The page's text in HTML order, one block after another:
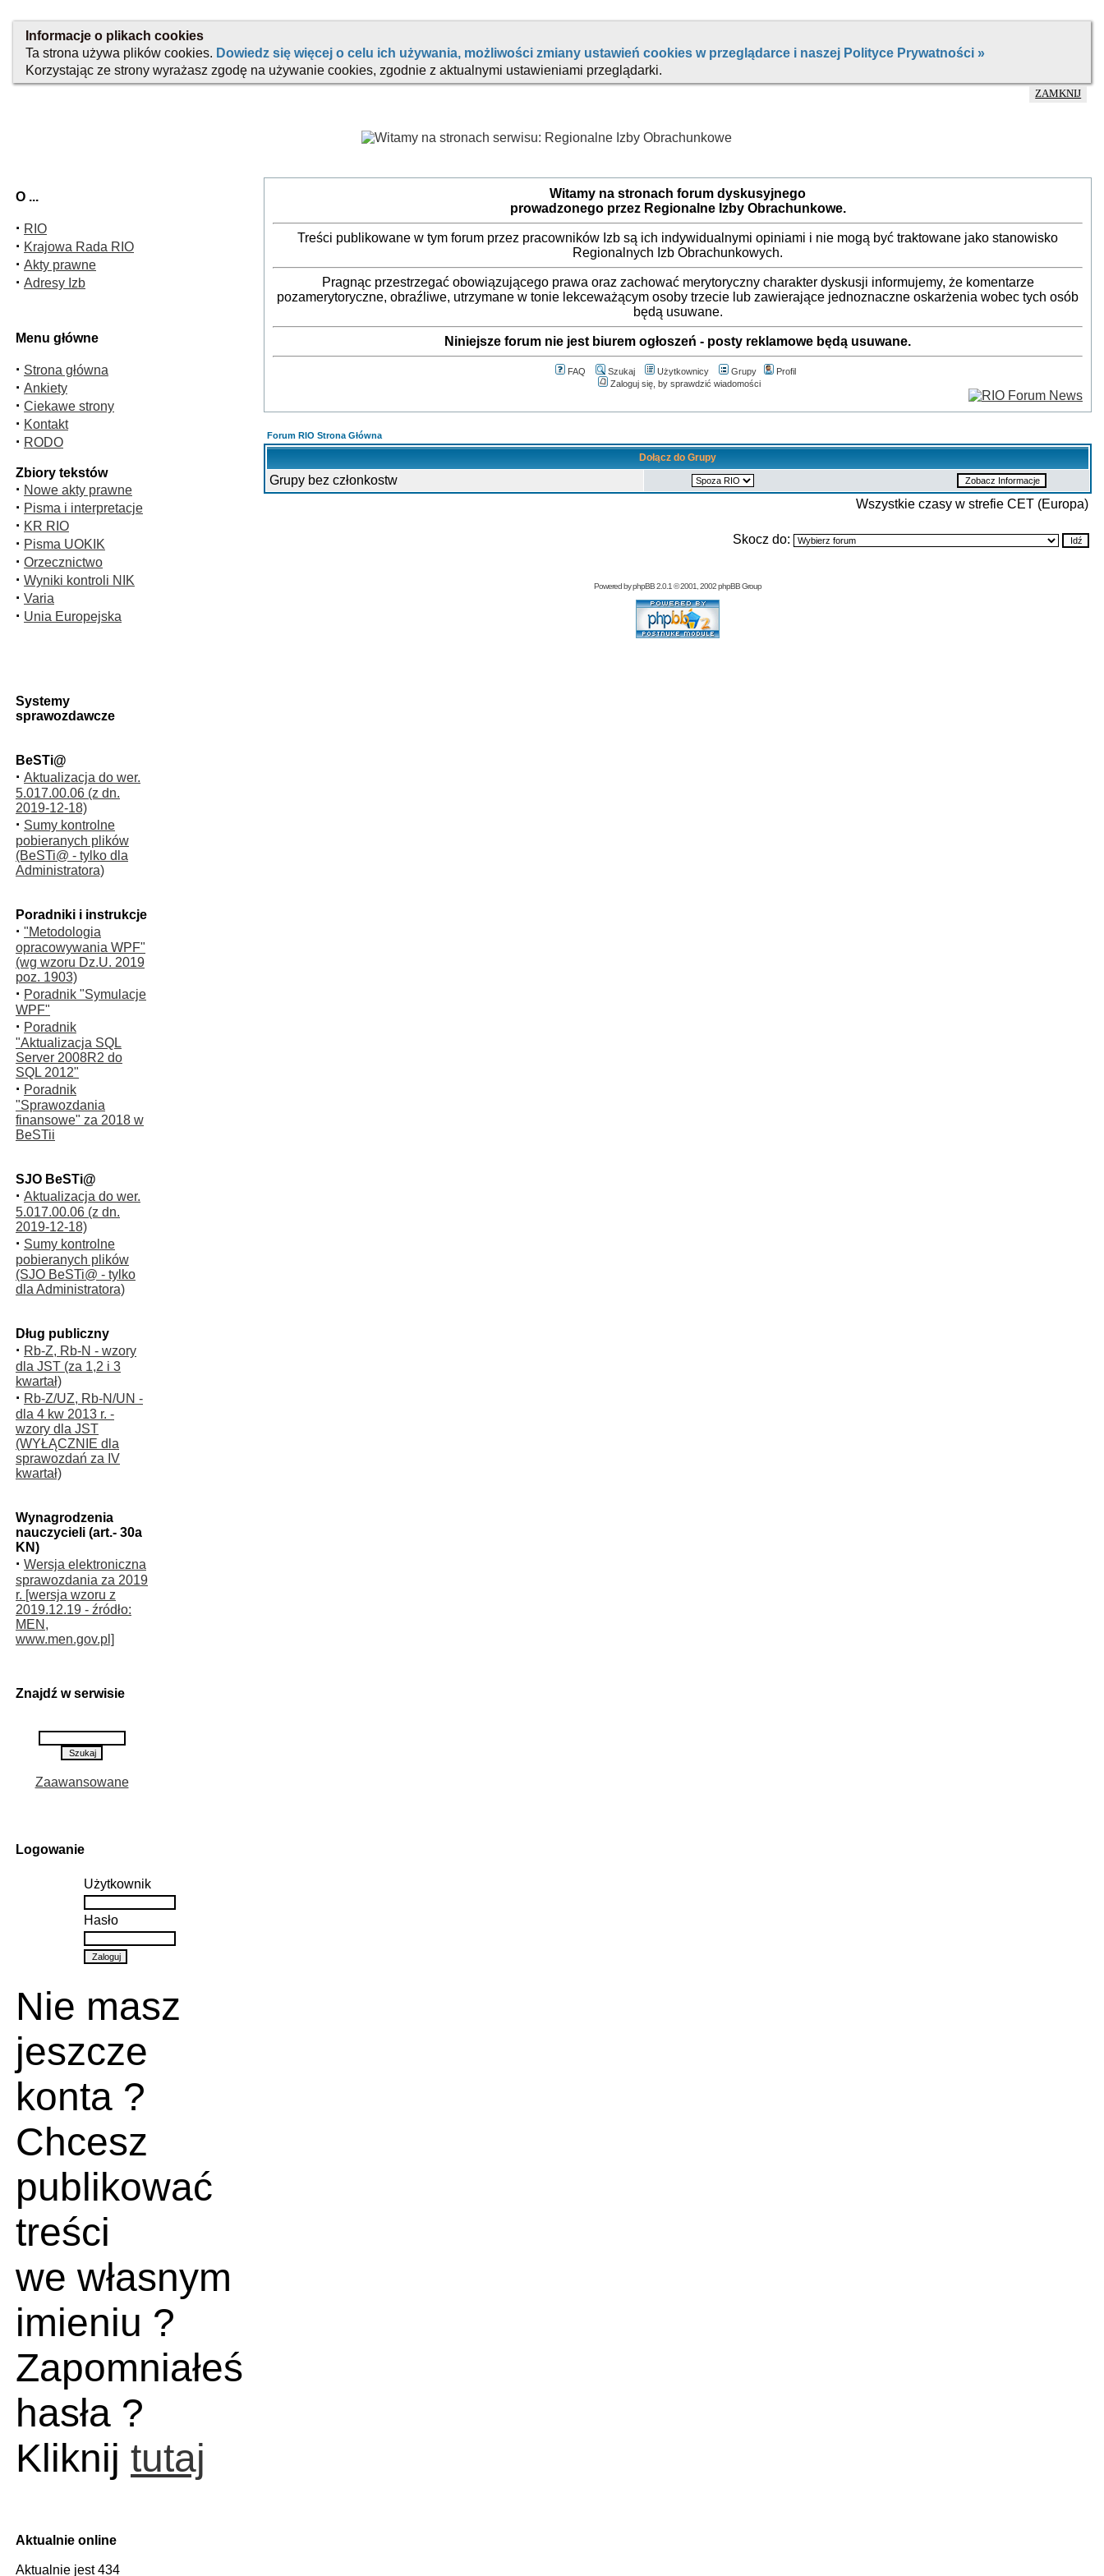
ZAMKNIJ
O ...
· RIO
· Krajowa Rada RIO
· Akty prawne
· Adresy Izb
Menu główne
· Strona główna
· Ankiety
· Ciekawe strony
· Kontakt
· RODO
Zbiory tekstów
· Nowe akty prawne
· Pisma i interpretacje
· KR RIO
· Pisma UOKIK
· Orzecznictwo
· Wyniki kontroli NIK
· Varia
· Unia Europejska
Systemy
sprawozdawcze
BeSTi@
· Aktualizacja do wer.
5.017.00.06 (z dn.
2019-12-18)
· Sumy kontrolne
pobieranych plików
(BeSTi@ - tylko dla
Administratora)
Poradniki i instrukcje
· "Metodologia
opracowywania WPF"
(wg wzoru Dz.U. 2019
poz. 1903)
· Poradnik "Symulacje
WPF"
· Poradnik
"Aktualizacja SQL
Server 2008R2 do
SQL 2012"
· Poradnik
"Sprawozdania
finansowe" za 2018 w
BeSTii
SJO BeSTi@
· Aktualizacja do wer.
5.017.00.06 (z dn.
2019-12-18)
· Sumy kontrolne
pobieranych plików
(SJO BeSTi@ - tylko
dla Administratora)
Dług publiczny
· Rb-Z, Rb-N - wzory
dla JST (za 1,2 i 3
kwartał)
· Rb-Z/UZ, Rb-N/UN -
dla 4 kw 2013 r. -
wzory dla JST
(WYŁĄCZNIE dla
sprawozdań za IV
kwartał)
Wynagrodzenia
nauczycieli (art.- 30a
KN)
· Wersja elektroniczna
sprawozdania za 2019
r. [wersja wzoru z
2019.12.19 - źródło:
MEN,
www.men.gov.pl]
Znajdź w serwisie
Zaawansowane
Logowanie
Użytkownik
Hasło
Nie masz
jeszcze
konta ?
Chcesz
publikować
treści
we własnym
imieniu ?
Zapomniałeś
hasła ?
Kliknij tutaj
Aktualnie online
Aktualnie jest 434
Witamy na stronach forum dyskusyjnego
prowadzonego przez Regionalne Izby Obrachunkowe.
Treści publikowane w tym forum przez pracowników Izb są ich indywidualnymi opiniami i nie mogą być traktowane jako stanowisko
Regionalnych Izb Obrachunkowych.
Pragnąc przestrzegać obowiązującego prawa oraz zachować merytoryczny charakter dyskusji informujemy, że komentarze
pozamerytoryczne, obraźliwe, utrzymane w tonie lekceważącym osoby trzecie lub zawierające jednoznaczne oskarżenia wobec tych osób
będą usuwane.
Niniejsze forum nie jest biurem ogłoszeń - posty reklamowe będą usuwane.
FAQ Szukaj Użytkownicy Grupy
Profil
Zaloguj się, by sprawdzić wiadomości
Forum RIO Strona Główna
Dołącz do Grupy
Grupy bez członkostw
Wszystkie czasy w strefie CET (Europa)
Skocz do:
Powered byphpBB2.0.1 © 2001, 2002 phpBB Group